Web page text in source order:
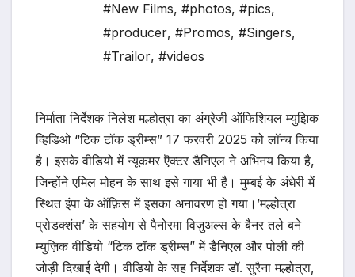
#New Films, #photos, #pics,
#producer, #Promos, #Singers,
#Trailor, #videos
निर्माता निर्देशक निलेश मल्होत्रा का अंग्रेजी ऑफिशियल म्युझिक
व्हिडिओ “टिक टॉक ड्रीम्स” 17 फरवरी 2025 को लॉन्च किया
है। इसके वीडियो में न्यूकमर ऎक्टर डैनिएल ने अभिनय किया है,
जिन्होंने एमिल मोहन के साथ इसे गाया भी है। मुम्बई के अंधेरी में
स्थित इंपा के ऑफ़िस में इसका अनावरण हो गया।’मल्होत्रा
प्रोडक्शंस’ के सहयोग से पैनोरमा विज़ुअल्स के बैनर तले बने
म्युज़िक वीडियो “टिक टॉक ड्रीम्स” में डैनिएल और पोली की
जोड़ी दिखाई देगी। वीडियो के सह निर्देशक डॉ. सुरैना मल्होत्रा,